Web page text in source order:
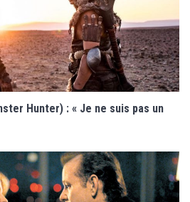
Hunter) : « Je ne suis pas un